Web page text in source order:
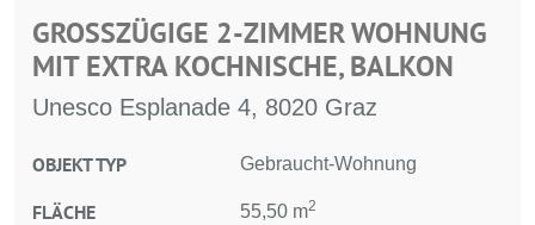
GROSSZÜGIGE 2-ZIMMER WOHNUNG M
IT EXTRA KOCHNISCHE, BALKON
Unesco Esplanade 4, 8020 Graz
OBJEKT TYP Gebraucht-Wohnung
FLÄCHE 55,50 m2